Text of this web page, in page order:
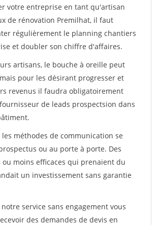
votre entreprise en tant qu'artisan
de rénovation Premilhat, il faut
régulièrement le planning chantiers
et doubler son chiffre d'affaires.
artisans, le bouche à oreille peut
pour les désirant progresser et
revenus il faudra obligatoirement
de leads prospectsion dans
méthodes de communication se
ou au porte à porte. Des
ou moins efficaces qui prenaient du
un investissement sans garantie
service sans engagement vous
des demandes de devis en